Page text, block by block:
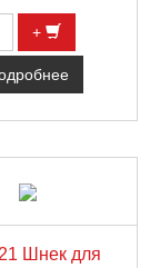
+
Шнек для